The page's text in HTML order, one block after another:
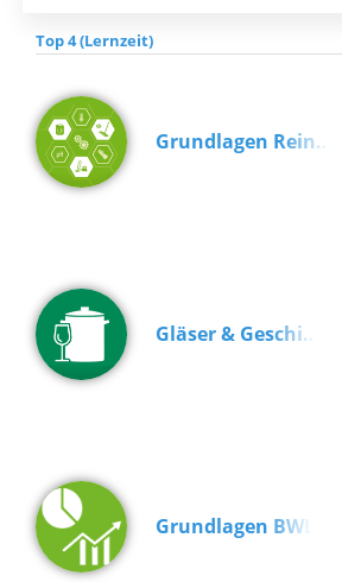
Top 4 (Lernzeit)
Grundlagen Rein…
Gläser & Geschi…
Grundlagen BWL